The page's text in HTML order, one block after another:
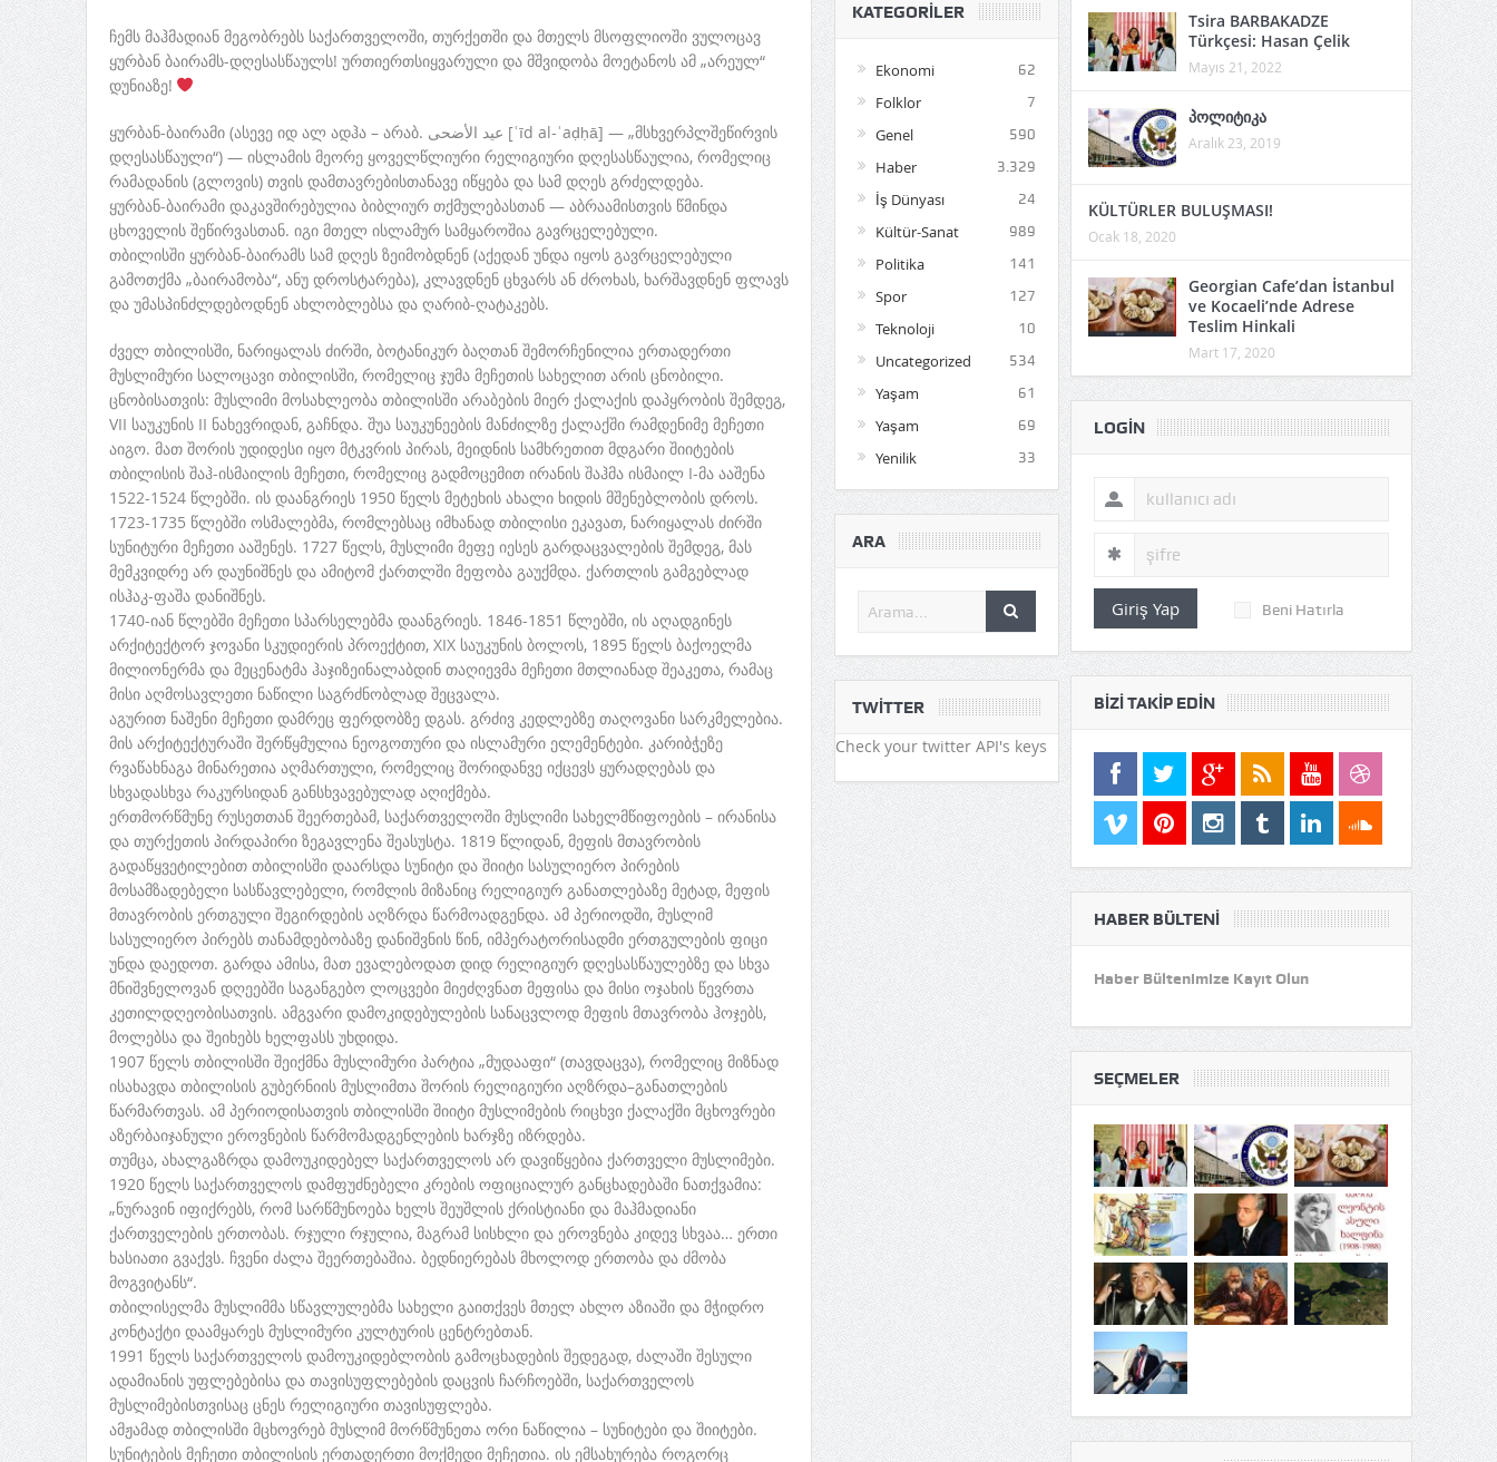
ჩემს მაჰმადიან მეგობრებს საქართველოში, თურქეთში და მთელს მსოფლიოში ვულოცავ
ყურბან ბაირამს-დღესასწაულს! ურთიერთსიყვარული და მშვიდობა მოეტანოს ამ „არეულ“
დუნიაზე!
ყურბან-ბაირამი (ასევე იდ ალ ადჰა – არაბ. عيد الأضحى [ʿīd al-ʾaḍḥā] — „მსხვერპლშეწირვის
დღესასწაული“) — ისლამის მეორე ყოველწლიური რელიგიური დღესასწაულია, რომელიც
რამადანის (გლოვის) თვის დამთავრებისთანავე იწყება და სამ დღეს გრძელდება.
ყურბან-ბაირამი დაკავშირებულია ბიბლიურ თქმულებასთან — აბრაამისთვის წმინდა
ცხოველის შეწირვასთან. იგი მთელ ისლამურ სამყაროშია გავრცელებული.
თბილისში ყურბან-ბაირამს სამ დღეს ზეიმობდნენ (აქედან უნდა იყოს გავრცელებული
გამოთქმა „ბაირამობა“, ანუ დროსტარება), კლავდნენ ცხვარს ან ძროხას, ხარშავდნენ ფლავს
და უმასპინძლდებოდნენ ახლობლებსა და ღარიბ-ღატაკებს.
ძველ თბილისში, ნარიყალას ძირში, ბოტანიკურ ბაღთან შემორჩენილია ერთადერთი
მუსლიმური სალოცავი თბილისში, რომელიც ჯუმა მეჩეთის სახელით არის ცნობილი.
ცნობისათვის: მუსლიმი მოსახლეობა თბილისში არაბების მიერ ქალაქის დაპყრობის შემდეგ,
VII საუკუნის II ნახევრიდან, გაჩნდა. შუა საუკუნეების მანძილზე ქალაქში რამდენიმე მეჩეთი
აიგო. მათ შორის უდიდესი იყო მტკვრის პირას, მეიდნის სამხრეთით მდგარი შიიტების
თბილისის შაჰ-ისმაილის მეჩეთი, რომელიც გადმოცემით ირანის შაჰმა ისმაილ I-მა ააშენა
1522-1524 წლებში. ის დაანგრიეს 1950 წელს მეტეხის ახალი ხიდის მშენებლობის დროს.
1723-1735 წლებში ოსმალებმა, რომლებსაც იმხანად თბილისი ეკავათ, ნარიყალას ძირში
სუნიტური მეჩეთი ააშენეს. 1727 წელს, მუსლიმი მეფე იესეს გარდაცვალების შემდეგ, მას
მემკვიდრე არ დაუნიშნეს და ამიტომ ქართლში მეფობა გაუქმდა. ქართლის გამგებლად
ისჰაკ-ფაშა დანიშნეს.
1740-იან წლებში მეჩეთი სპარსელებმა დაანგრიეს. 1846-1851 წლებში, ის აღადგინეს
არქიტექტორ ჯოვანი სკუდიერის პროექტით, XIX საუკუნის ბოლოს, 1895 წელს ბაქოელმა
მილიონერმა და მეცენატმა ჰაჯიზეინალაბდინ თაღიევმა მეჩეთი მთლიანად შეაკეთა, რამაც
მისი აღმოსავლეთი ნაწილი საგრძნობლად შეცვალა.
აგურით ნაშენი მეჩეთი დამრეც ფერდობზე დგას. გრძივ კედლებზე თაღოვანი სარკმელებია.
მის არქიტექტურაში შერწყმულია ნეოგოთური და ისლამური ელემენტები. კარიბჭეზე
რვაწახნაგა მინარეთია აღმართული, რომელიც შორიდანვე იქცევს ყურადღებას და
სხვადასხვა რაკურსიდან განსხვავებულად აღიქმება.
ერთმორწმუნე რუსეთთან შეერთებამ, საქართველოში მუსლიმი სახელმწიფოების – ირანისა
და თურქეთის პირდაპირი ზეგავლენა შეასუსტა. 1819 წლიდან, მეფის მთავრობის
გადაწყვეტილებით თბილისში დაარსდა სუნიტი და შიიტი სასულიერო პირების
მოსამზადებელი სასწავლებელი, რომლის მიზანიც რელიგიურ განათლებაზე მეტად, მეფის
მთავრობის ერთგული შეგირდების აღზრდა წარმოადგენდა. ამ პერიოდში, მუსლიმ
სასულიერო პირებს თანამდებობაზე დანიშვნის წინ, იმპერატორისადმი ერთგულების ფიცი
უნდა დაედოთ. გარდა ამისა, მათ ევალებოდათ დიდ რელიგიურ დღესასწაულებზე და სხვა
მნიშვნელოვან დღეებში საგანგებო ლოცვები მიეძღვნათ მეფისა და მისი ოჯახის წევრთა
კეთილდღეობისათვის. ამგვარი დამოკიდებულების სანაცვლოდ მეფის მთავრობა ჰოჯებს,
მოლებსა და შეიხებს ხელფასს უხდიდა.
1907 წელს თბილისში შეიქმნა მუსლიმური პარტია „მუდააფი“ (თავდაცვა), რომელიც მიზნად
ისახავდა თბილისის გუბერნიის მუსლიმთა შორის რელიგიური აღზრდა–განათლების
წარმართვას. ამ პერიოდისათვის თბილისში შიიტი მუსლიმების რიცხვი ქალაქში მცხოვრები
აზერბაიჯანული ეროვნების წარმომადგენლების ხარჯზე იზრდება.
თუმცა, ახალგაზრდა დამოუკიდებელ საქართველოს არ დავიწყებია ქართველი მუსლიმები.
1920 წელს საქართველოს დამფუძნებელი კრების ოფიციალურ განცხადებაში ნათქვამია:
„ნურავინ იფიქრებს, რომ სარწმუნოება ხელს შეუშლის ქრისტიანი და მაჰმადიანი
ქართველების ერთობას. რჯული რჯულია, მაგრამ სისხლი და ეროვნება კიდევ სხვაა… ერთი
ხასიათი გვაქვს. ჩვენი ძალა შეერთებაშია. ბედნიერებას მხოლოდ ერთობა და ძმობა
მოგვიტანს“.
თბილისელმა მუსლიმმა სწავლულებმა სახელი გაითქვეს მთელ ახლო აზიაში და მჭიდრო
კონტაქტი დაამყარეს მუსლიმური კულტურის ცენტრებთან.
1991 წელს საქართველოს დამოუკიდებლობის გამოცხადების შედეგად, ძალაში შესული
ადამიანის უფლებებისა და თავისუფლებების დაცვის ჩარჩოებში, საქართველოს
მუსლიმებისთვისაც ცნეს რელიგიური თავისუფლება.
ამჟამად თბილისში მცხოვრებ მუსლიმ მორწმუნეთა ორი ნაწილია – სუნიტები და შიიტები.
სუნიტების მეჩეთი თბილისის ერთადერთი მოქმედი მეჩეთია. ის ემსახურება როგორც
KATEGORILER
Ekonomi 62
Folklor 7
Genel 590
Haber 3.329
İş Dünyası 24
Kültür-Sanat 989
Politika 141
Spor 127
Teknoloji 10
Uncategorized 534
Yaşam 61
Yaşam 69
Yenilik 33
ARA
TWITTER
Check your twitter API's keys
Tsira BARBAKADZE
Türkçesi: Hasan Çelik
Mayıs 21, 2022
პოლიტიკა
Aralık 23, 2019
KÜLTÜRLER BULUŞMASI!
Ocak 18, 2020
Georgian Cafe’dan İstanbul
ve Kocaeli’nde Adrese
Teslim Hinkali
Mart 17, 2020
LOGIN
Giriş Yap Beni Hatırla
BIZI TAKIP EDIN
HABER BÜLTENI
Haber Bültenimize Kayıt Olun
SEÇMELER